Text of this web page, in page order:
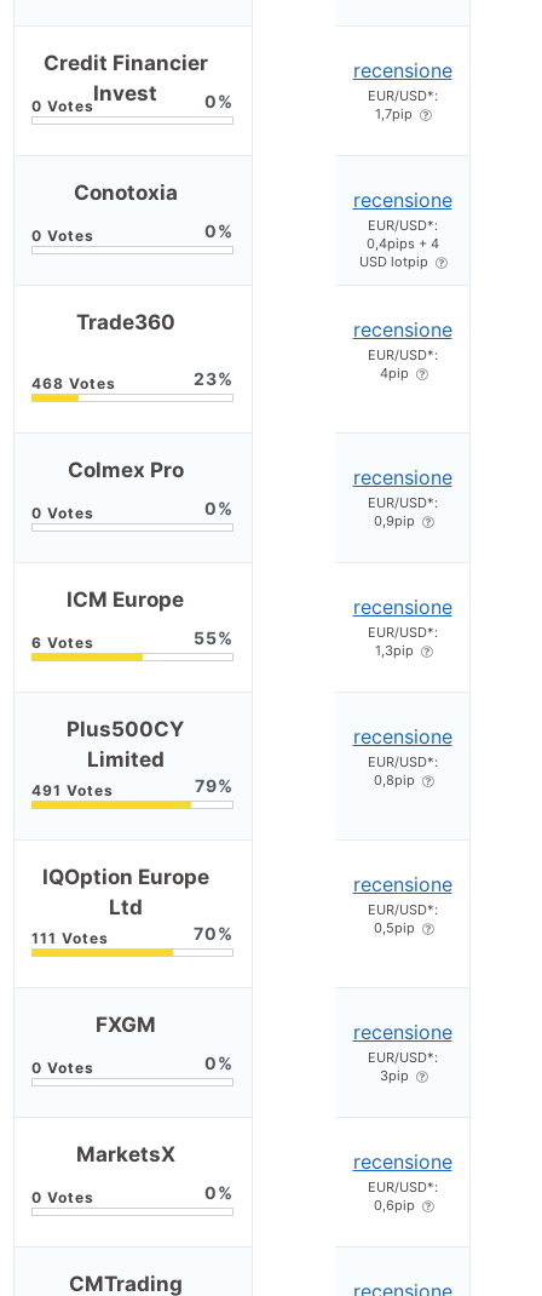
Credit Financier
Invest
0
recensione
EUR/USD*:
1,7pip
Conotoxia
0
recensione
EUR/USD*:
0,4pips + 4
USD lotpip
Trade360
23
recensione
EUR/USD*:
4pip
Colmex Pro
0
recensione
EUR/USD*:
0,9pip
ICM Europe
55
recensione
EUR/USD*:
1,3pip
Plus500CY
Limited
79
recensione
EUR/USD*:
0,8pip
IQOption Europe
Ltd
70
recensione
EUR/USD*:
0,5pip
FXGM
0
recensione
EUR/USD*:
3pip
MarketsX
0
recensione
EUR/USD*:
0,6pip
CMTrading recensione